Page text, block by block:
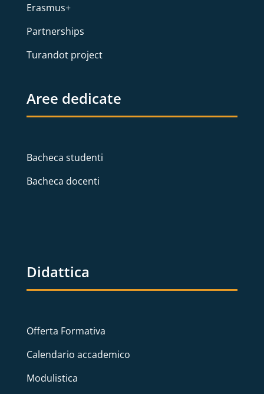
Erasmus+
Partnerships
Turandot project
Aree dedicate
Bacheca studenti
Bacheca docenti
Didattica
Offerta Formativa
Calendario accademico
Modulistica